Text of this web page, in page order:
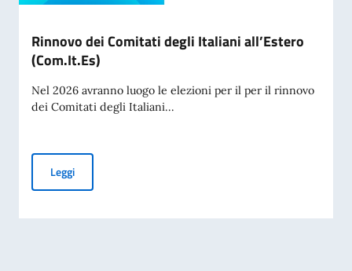
Rinnovo dei Comitati degli Italiani all’Estero
(Com.It.Es)
Nel 2026 avranno luogo le elezioni per il per il rinnovo
dei Comitati degli Italiani...
LeggiRinnovo dei Comitati degli Italiani all’Estero (Com.It.Es)